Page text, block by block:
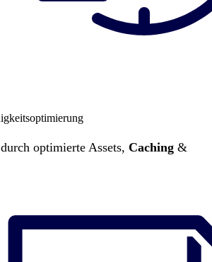
durch optimierte Assets, Caching &